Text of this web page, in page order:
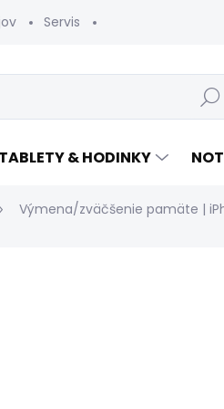
Servis
Hľadať
& HODINKY
Výmena/zväčšenie pamäte |